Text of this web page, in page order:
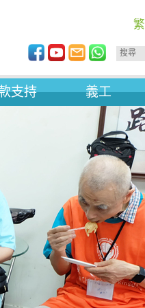
繁
支持 義工